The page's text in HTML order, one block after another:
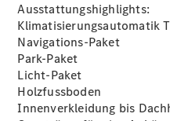
Ausstattungshighlights:
Klimatisierungsautomatik
Navigations-Paket
Park-Paket
Licht-Paket
Holzfussboden
Innenverkleidung bis